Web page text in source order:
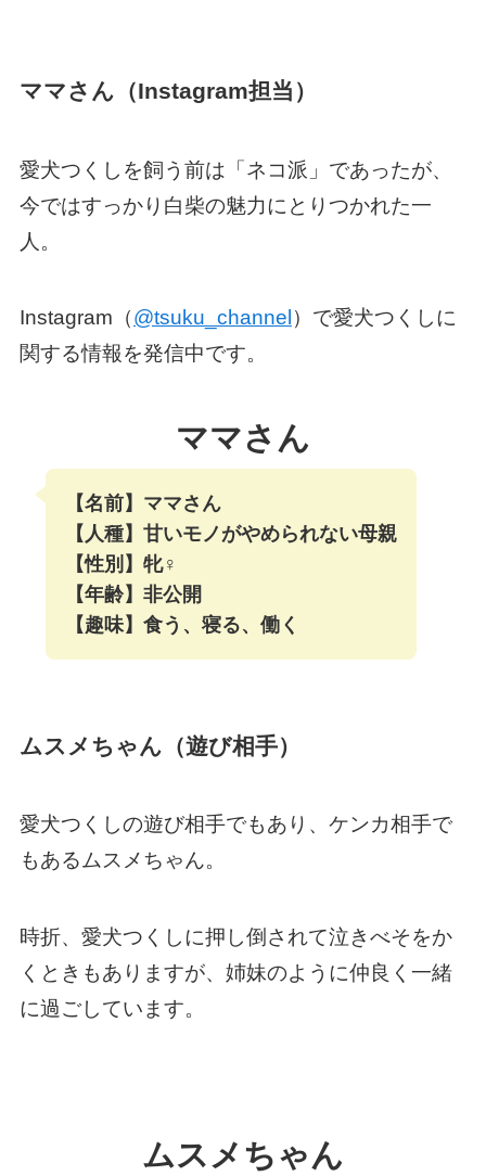
ママさん（Instagram担当）
愛犬つくしを飼う前は「ネコ派」であったが、
今ではすっかり白柴の魅力にとりつかれた一
人。
Instagram（@tsuku_channel ）で愛犬つくしに
関する情報を発信中です。
ママさん
【名前】ママさん
【人種】甘いモノがやめられない母親
【性別】牝♀
【年齢】非公開
【趣味】食う、寝る、働く
ムスメちゃん（遊び相手）
愛犬つくしの遊び相手でもあり、ケンカ相手で
もあるムスメちゃん。
時折、愛犬つくしに押し倒されて泣きべそをか
くときもありますが、姉妹のように仲良く一緒
に過ごしています。
ムスメちゃん